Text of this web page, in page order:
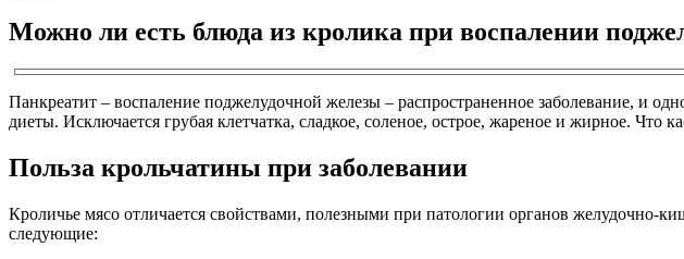
Можно ли есть блюда из кролика при воспалении
Панкреатит – воспаление поджелудочной железы – распространенное заболевание, и
диеты. Исключается грубая клетчатка, сладкое, соленое, острое, жареное и жирное.
Польза крольчатины при заболевании
Кроличье мясо отличается свойствами, полезными при патологии органов желудочно-
следующие: